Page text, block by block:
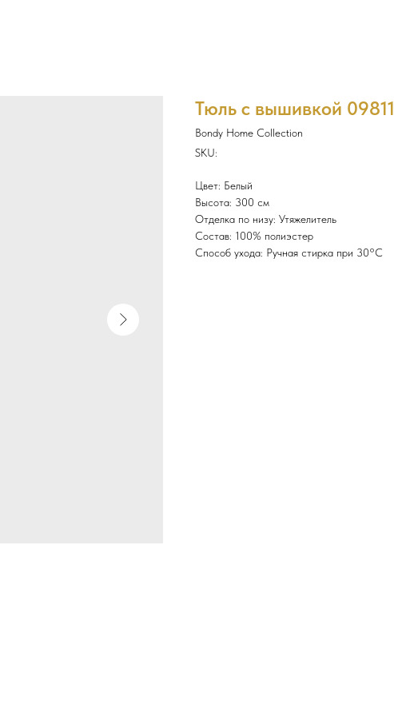
Тюль с вышивкой 09811
Bondy Home Collection
SKU:
Цвет: Белый
Высота: 300 см
Отделка по низу: Утяжелитель
Состав: 100% полиэстер
Способ ухода: Ручная стирка при 30°C